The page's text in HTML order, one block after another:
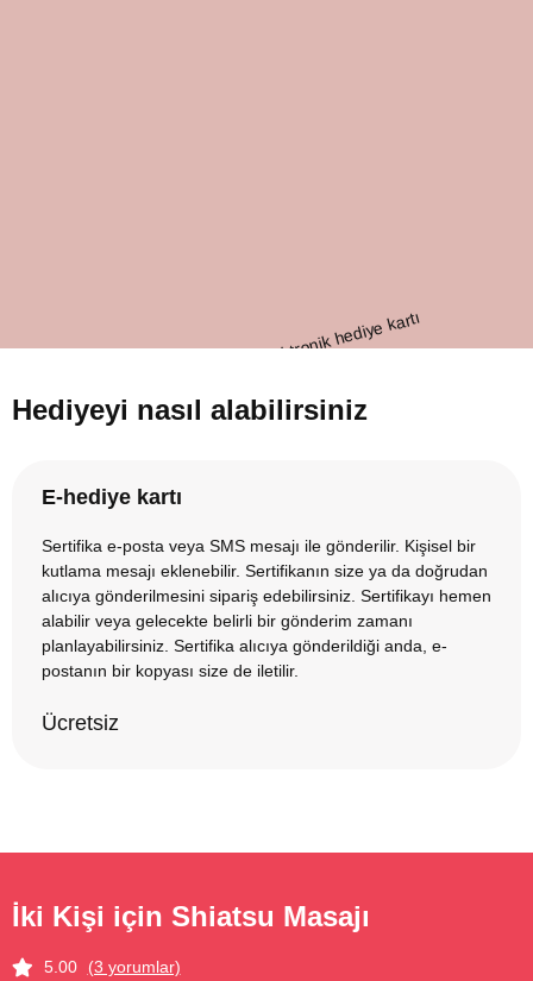
Hediyeyi nasıl alabilirsiniz
E-hediye kartı
Sertifika e-posta veya SMS mesajı ile gönderilir. Kişisel bir
kutlama mesajı eklenebilir. Sertifikanın size ya da doğrudan
alıcıya gönderilmesini sipariş edebilirsiniz. Sertifikayı hemen
alabilir veya gelecekte belirli bir gönderim zamanı
planlayabilirsiniz. Sertifika alıcıya gönderildiği anda, e-
postanın bir kopyası size de iletilir.
Ücretsiz
İki Kişi için Shiatsu Masajı
5.00 (3 yorumlar)